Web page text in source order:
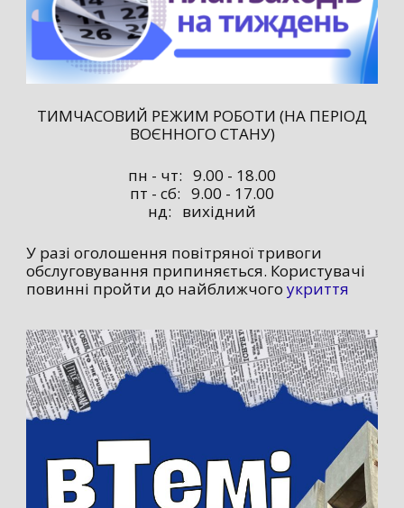
ТИМЧАСОВИЙ РЕЖИМ РОБОТИ (НА ПЕРІОД
ВОЄННОГО СТАНУ)
пн - чт: 9.00 - 18.00
пт - сб: 9.00 - 17.00
нд: вихідний
У разі оголошення повітряної тривоги
обслуговування припиняється. Користувачі
повинні пройти до найближчого укриття